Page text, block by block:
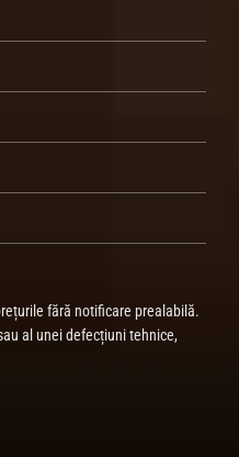
fără notificare prealabilă.
al unei defecțiuni tehnice,